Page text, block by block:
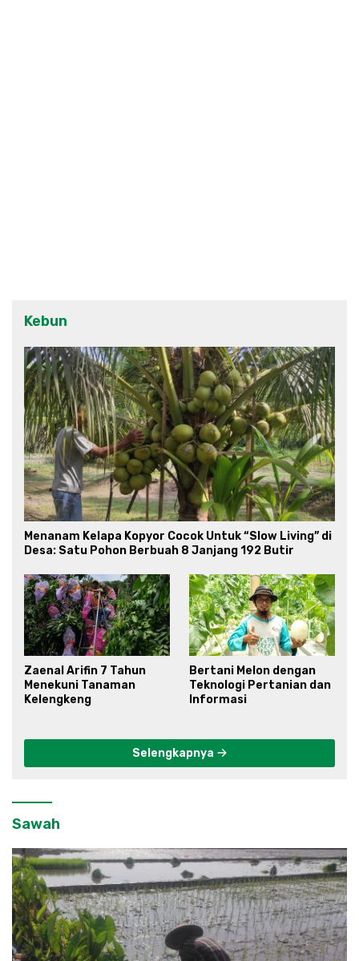
Kebun
Menanam Kelapa Kopyor Cocok Untuk “Slow Living” di
Desa: Satu Pohon Berbuah 8 Janjang 192 Butir
Zaenal Arifin 7 Tahun
Menekuni Tanaman
Kelengkeng
Bertani Melon dengan
Teknologi Pertanian dan
Informasi
Selengkapnya
Sawah